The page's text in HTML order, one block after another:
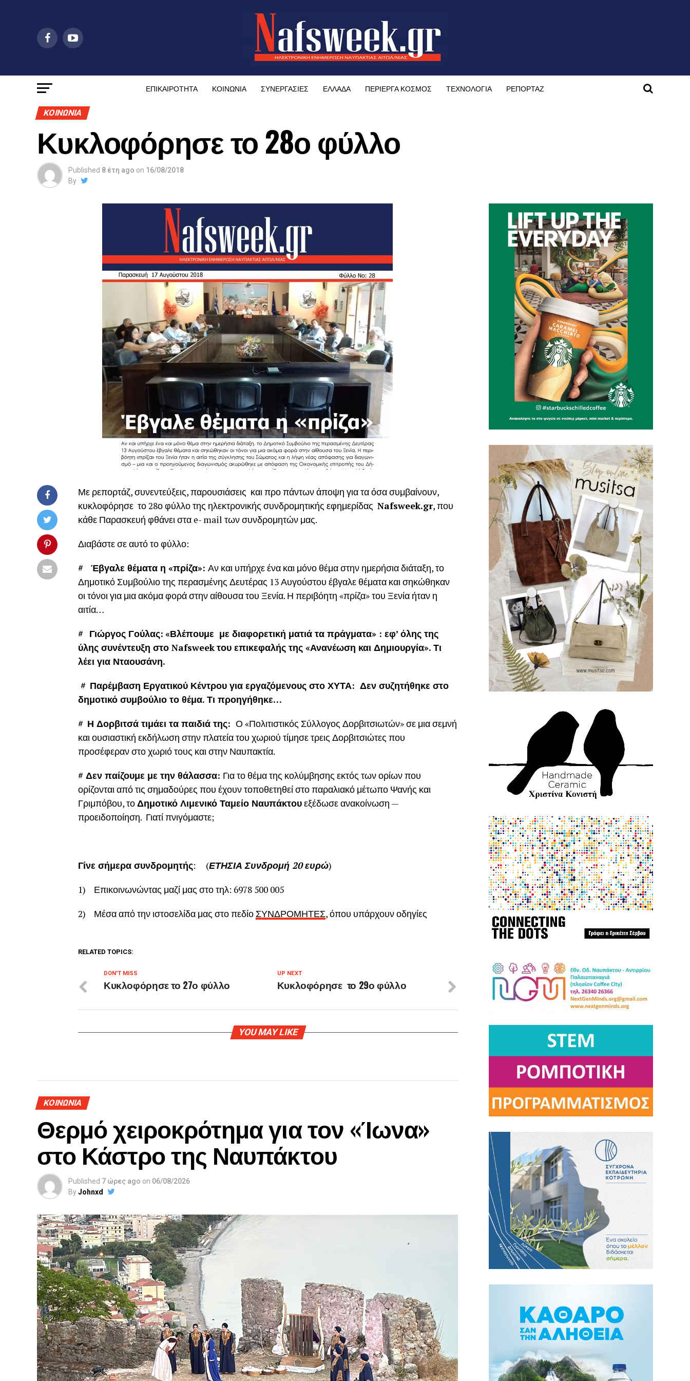
ΕΠΙΚΑΙΡΟΤΗΤΑ ΚΟΙΝΩΝΙΑ ΣΥΝΕΡΓΑΣΙΕΣ ΕΛΛΑΔΑ ΠΕΡΙΕΡΓΑ ΚΟΣΜΟΣ ΤΕΧΝΟΛΟΓΙΑ ΡΕΠΟΡΤΑΖ
ΚΟΙΝΩΝΙΑ
Κυκλοφόρησε το 28ο φύλλο
Published 8 έτη ago on 16/08/2018
By
Με ρεπορτάζ, συνεντεύξεις, παρουσιάσεις και προ πάντων άποψη για τα όσα συμβαίνουν,
κυκλοφόρησε το 28ο φύλλο της ηλεκτρονικής συνδρομητικής εφημερίδας Nafsweek.gr, που
κάθε Παρασκευή φθάνει στα e- mail των συνδρομητών μας.
Διαβάστε σε αυτό το φύλλο:
# Έβγαλε θέματα η «πρίζα»: Αν και υπήρχε ένα και μόνο θέμα στην ημερήσια διάταξη, το
Δημοτικό Συμβούλιο της περασμένης Δευτέρας 13 Αυγούστου έβγαλε θέματα και σηκώθηκαν
οι τόνοι για μια ακόμα φορά στην αίθουσα του Ξενία. Η περιβόητη «πρίζα» του Ξενία ήταν η
αιτία…
# Γιώργος Γούλας: «Βλέπουμε με διαφορετική ματιά τα πράγματα» : εφ’ όλης της
ύλης συνέντευξη στο Nafsweekτου επικεφαλής της «Ανανέωση και Δημιουργία». Τι
λέει για Νταουσάνη.
# Παρέμβαση Εργατικού Κέντρου για εργαζόμενους στο ΧΥΤΑ: Δεν συζητήθηκε στο
δημοτικό συμβούλιο το θέμα. Τι προηγήθηκε…
# Η Δορβιτσά τιμάει τα παιδιά της: Ο «Πολιτιστικός Σύλλογος Δορβιτσιωτών» σε μια σεμνή
και ουσιαστική εκδήλωση στην πλατεία του χωριού τίμησε τρεις Δορβιτσιώτες που
προσέφεραν στο χωριό τους και στην Ναυπακτία.
# Δεν παίζουμε με την θάλασσα: Για το θέμα της κολύμβησης εκτός των ορίων που
ορίζονται από τις σημαδούρες που έχουν τοποθετηθεί στο παραλιακό μέτωπο Ψανής και
Γριμπόβου, τοΔημοτικό Λιμενικό Ταμείο Ναυπάκτουεξέδωσε ανακοίνωση —
προειδοποίηση. Γιατί πνιγόμαστε;
Γίνε σήμερα συνδρομητής: (ΕΤΗΣΙΑ Συνδρομή 20 ευρώ)
1) Επικοινωνώντας μαζί μας στο τηλ: 6978 500 005
2) Μέσα από την ιστοσελίδα μας στο πεδίο ΣΥΝΔΡΟΜΗΤΕΣ, όπου υπάρχουν οδηγίες
RELATED TOPICS:
UP NEXT
Κυκλοφόρησε το 29ο φύλλο
DON'T MISS
Κυκλοφόρησε το 27ο φύλλο
YOU MAY LIKE
ΚΟΙΝΩΝΙΑ
Θερμό χειροκρότημα για τον «Ίωνα»
στο Κάστρο της Ναυπάκτου
Published 7 ώρες ago on 06/08/2026
ByJohnxd